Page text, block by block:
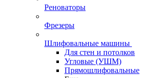
Реноваторы
Фрезеры
Шлифовальные машины
Для стен и потолков
Угловые (УШМ)
Прямошлифовальные